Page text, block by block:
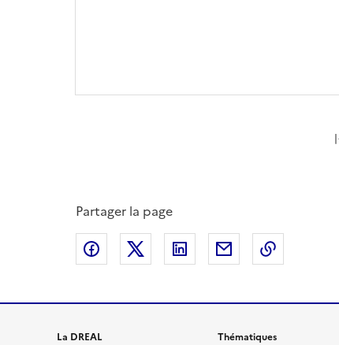
Partager la page
Partager sur Facebook
Partager sur XPartager sur LinkedIn
Partager par email
La DREAL
Thématiques